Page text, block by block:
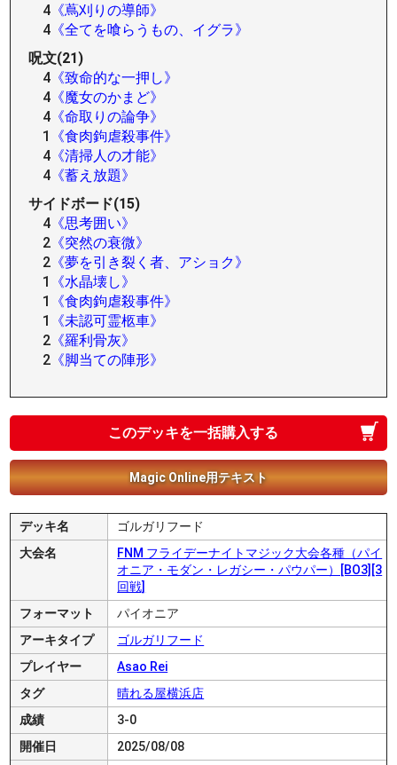
4 《蔦刈りの導師》
4 《全てを喰らうもの、イグラ》
呪文(21)
4 《致命的な一押し》
4 《魔女のかまど》
4 《命取りの論争》
1
《食肉鉤虐殺事件》
4 《清掃人の才能》
4 《蓄え放題》
サイドボード(15)
4 《思考囲い》
2 《突然の衰微》
2 《夢を引き裂く者、アショク》
1
《水晶壊し》
1
《食肉鉤虐殺事件》
1
《未認可霊柩車》
2 《羅利骨灰》
2 《脚当ての陣形》
このデッキを一括購入する
Magic Online用テキスト
デッキ名
ゴルガリフード
大会名
FNM フライデーナイトマジック大会各種（パイ
オニア・モダン・レガシー・パウパー）[BO3][3
回戦]
フォーマット
パイオニア
アーキタイプ
ゴルガリフード
プレイヤー
Asao Rei
タグ
晴れる屋横浜店
成績
3-0
開催日
2025/08/08